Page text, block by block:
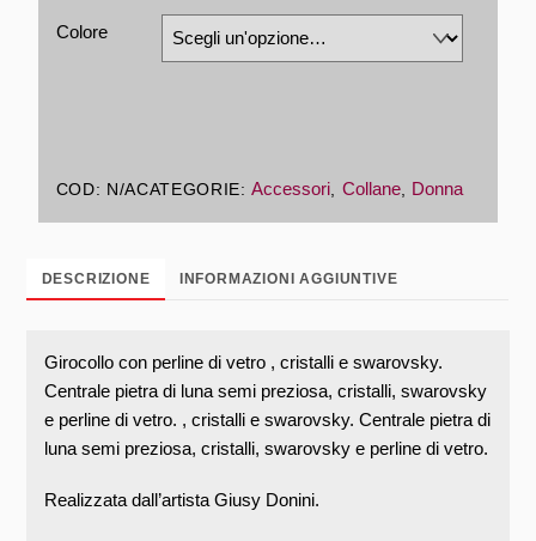
Colore
COD: N/ACATEGORIE:Accessori Collane, Donna
DESCRIZIONE INFORMAZIONI AGGIUNTIVE
Girocollo con perline di vetro , cristalli e swarovsky.
Centrale pietra di luna semi preziosa, cristalli, swarovsky
e perline di vetro. , cristalli e swarovsky. Centrale pietra di
luna semi preziosa, cristalli, swarovsky e perline di vetro.
Realizzata dall’artista Giusy Donini.